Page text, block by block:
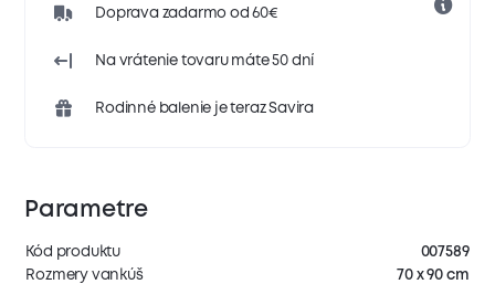
Doprava zadarmo od 60€
Na vrátenie tovaru máte 50 dní
Rodinné balenie je teraz Savira
Parametre
Kód produktu
007589
Rozmery vankúš
70 x 90 cm